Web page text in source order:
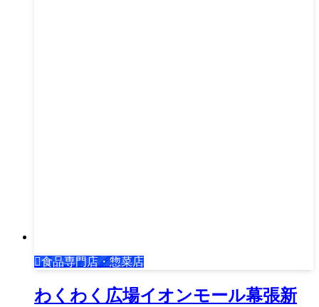
食品専門店・惣菜店
わくわく広場イオンモール幕張新